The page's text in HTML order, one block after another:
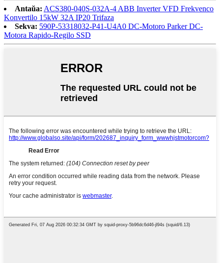
Antaŭa: ACS380-040S-032A-4 ABB Inverter VFD Frekvenco
Konvertilo 15kW 32A IP20 Trifaza
Sekva: 590P-53318032-P41-U4A0 DC-Motoro Parker DC-
Motora Rapido-Regilo SSD